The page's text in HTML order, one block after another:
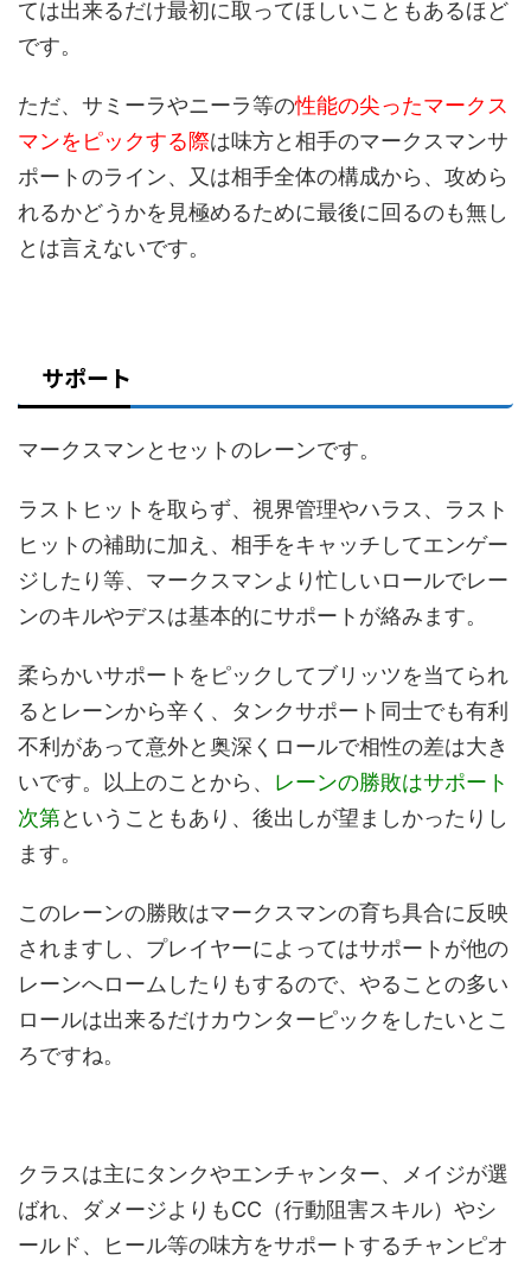
ては出来るだけ最初に取ってほしいこともあるほど
です。
ただ、サミーラやニーラ等の性能の尖ったマークス
マンをピックする際は味方と相手のマークスマンサ
ポートのライン、又は相手全体の構成から、攻めら
れるかどうかを見極めるために最後に回るのも無し
とは言えないです。
サポート
マークスマンとセットのレーンです。
ラストヒットを取らず、視界管理やハラス、ラスト
ヒットの補助に加え、相手をキャッチしてエンゲー
ジしたり等、マークスマンより忙しいロールでレー
ンのキルやデスは基本的にサポートが絡みます。
柔らかいサポートをピックしてブリッツを当てられ
るとレーンから辛く、タンクサポート同士でも有利
不利があって意外と奥深くロールで相性の差は大き
いです。以上のことから、 レーンの勝敗はサポート
次第ということもあり、後出しが望ましかったりし
ます。
このレーンの勝敗はマークスマンの育ち具合に反映
されますし、プレイヤーによってはサポートが他の
レーンへロームしたりもするので、やることの多い
ロールは出来るだけカウンターピックをしたいとこ
ろですね。
クラスは主にタンクやエンチャンター、メイジが選
ばれ、ダメージよりもCC（行動阻害スキル）やシ
ールド、ヒール等の味方をサポートするチャンピオ